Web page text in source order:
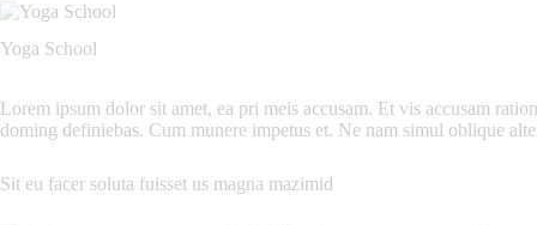
CONTACT
Yoga School
Lorem ipsum dolor sit amet, ea pri meis accusam. Et vis accusam
doming definiebas. Cum munere impetus et. Ne nam simul oblique
Sit eu facer soluta fuisset us magna mazimid